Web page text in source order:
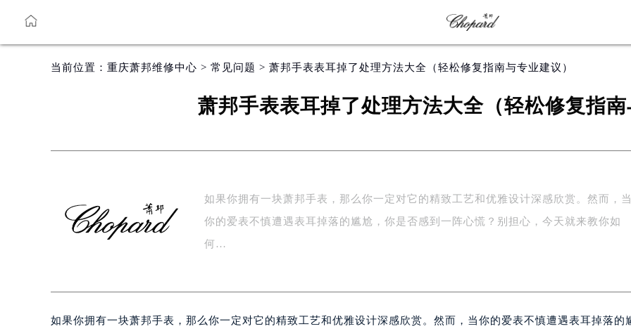
当前位置： 重庆萧邦维修中心 > 常见问题 > 萧邦手表表耳掉了处理方法大全（轻松修复指南与专业建议）
萧邦手表表耳掉了处理方法大全（轻松修复指南
如果你拥有一块萧邦手表，那么你一定对它的精致工艺和优雅设计深感欣赏。然而，当
你的爱表不慎遭遇表耳掉落的尴尬，你是否感到一阵心慌？别担心，今天就来教你如
何…
如果你拥有一块萧邦手表，那么你一定对它的精致工艺和优雅设计深感欣赏。然而，当你的爱表不慎遭遇表耳掉落的